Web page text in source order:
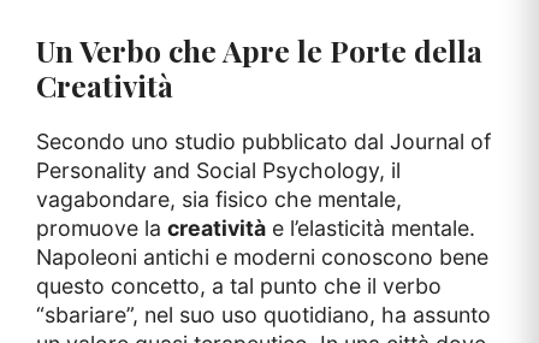
Un Verbo che Apre le Porte della
Creatività
Secondo uno studio pubblicato dal Journal of
Personality and Social Psychology, il
vagabondare, sia fisico che mentale,
promuove la creatività e l’elasticità mentale.
Napoleoni antichi e moderni conoscono bene
questo concetto, a tal punto che il verbo
“sbariare”, nel suo uso quotidiano, ha assunto